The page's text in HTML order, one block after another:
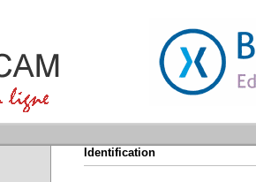
Identification